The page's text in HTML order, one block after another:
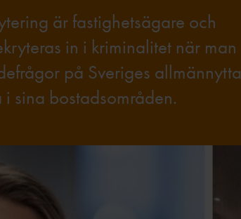
är fastighetsägare och
in i kriminalitet när man
på Sveriges allmännytta
sina bostadsområden.